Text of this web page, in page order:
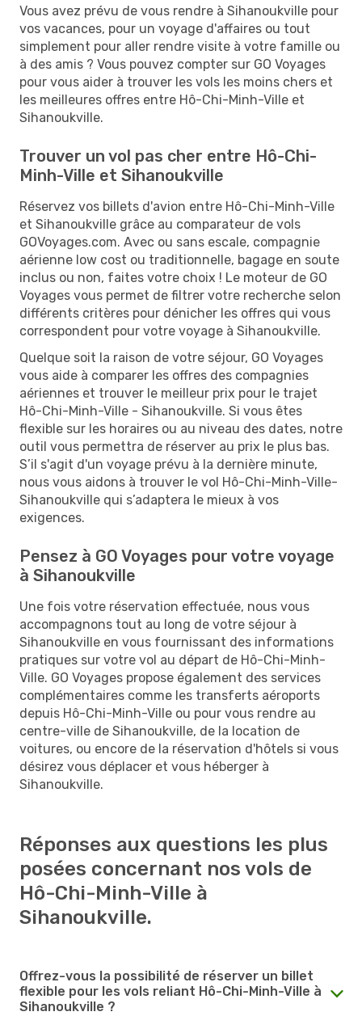
Vous avez prévu de vous rendre à Sihanoukville pour
vos vacances, pour un voyage d'affaires ou tout
simplement pour aller rendre visite à votre famille ou
à des amis ? Vous pouvez compter sur GO Voyages
pour vous aider à trouver les vols les moins chers et
les meilleures offres entre Hô-Chi-Minh-Ville et
Sihanoukville.
Trouver un vol pas cher entre Hô-Chi-
Minh-Ville et Sihanoukville
Réservez vos billets d'avion entre Hô-Chi-Minh-Ville
et Sihanoukville grâce au comparateur de vols
GOVoyages.com. Avec ou sans escale, compagnie
aérienne low cost ou traditionnelle, bagage en soute
inclus ou non, faites votre choix ! Le moteur de GO
Voyages vous permet de filtrer votre recherche selon
différents critères pour dénicher les offres qui vous
correspondent pour votre voyage à Sihanoukville.
Quelque soit la raison de votre séjour, GO Voyages
vous aide à comparer les offres des compagnies
aériennes et trouver le meilleur prix pour le trajet
Hô-Chi-Minh-Ville - Sihanoukville. Si vous êtes
flexible sur les horaires ou au niveau des dates, notre
outil vous permettra de réserver au prix le plus bas.
S’il s'agit d'un voyage prévu à la dernière minute,
nous vous aidons à trouver le vol Hô-Chi-Minh-Ville-
Sihanoukville qui s’adaptera le mieux à vos
exigences.
Pensez à GO Voyages pour votre voyage
à Sihanoukville
Une fois votre réservation effectuée, nous vous
accompagnons tout au long de votre séjour à
Sihanoukville en vous fournissant des informations
pratiques sur votre vol au départ de Hô-Chi-Minh-
Ville. GO Voyages propose également des services
complémentaires comme les transferts aéroports
depuis Hô-Chi-Minh-Ville ou pour vous rendre au
centre-ville de Sihanoukville, de la location de
voitures, ou encore de la réservation d'hôtels si vous
désirez vous déplacer et vous héberger à
Sihanoukville.
Réponses aux questions les plus
posées concernant nos vols de
Hô-Chi-Minh-Ville à
Sihanoukville.
Offrez-vous la possibilité de réserver un billet
flexible pour les vols reliant Hô-Chi-Minh-Ville à
Sihanoukville ?